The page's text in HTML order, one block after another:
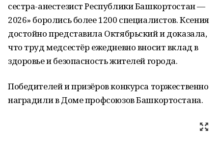
сестра-анестезист Республики Башкортостан —
2026» боролись более 1200 специалистов. Ксения
достойно представила Октябрьский и доказала,
что труд медсестёр ежедневно вносит вклад в
здоровье и безопасность жителей города.
Победителей и призёров конкурса торжественно
наградили в Доме профсоюзов Башкортостана.